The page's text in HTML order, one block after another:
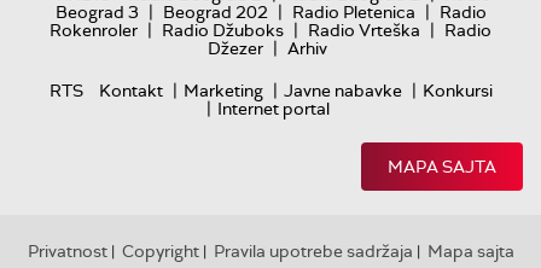
Beograd 3 | Beograd 202 | Radio Pletenica | Radio
Rokenroler | Radio Džuboks | Radio Vrteška | Radio
Džezer | Arhiv
RTS
Kontakt | Marketing | Javne nabavke | Konkursi
| Internet portal
MAPA SAJTA
Privatnost| Copyright| Pravila upotrebe sadržaja | Mapa sajta